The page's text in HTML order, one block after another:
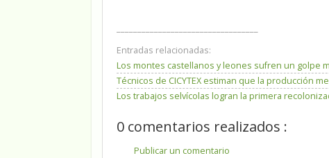
Entradas relacionadas:
Los montes castellanos y leones sufren un golpe
Técnicos de CICYTEX estiman que la producción
Los trabajos selvícolas logran la primera
0 comentarios realizados :
Publicar un comentario